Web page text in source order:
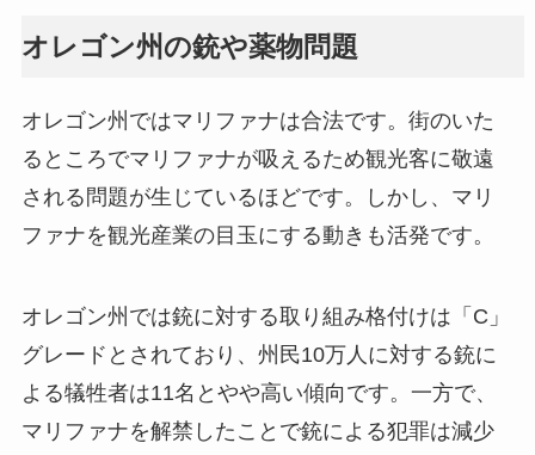
オレゴン州の銃や薬物問題
オレゴン州ではマリファナは合法です。街のいた
るところでマリファナが吸えるため観光客に敬遠
される問題が生じているほどです。しかし、マリ
ファナを観光産業の目玉にする動きも活発です。
オレゴン州では銃に対する取り組み格付けは「C」
グレードとされており、州民10万人に対する銃に
よる犠牲者は11名とやや高い傾向です。一方で、
マリファナを解禁したことで銃による犯罪は減少